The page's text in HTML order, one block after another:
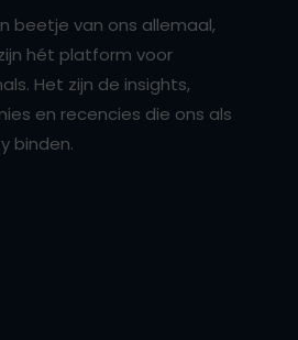
beetje van ons allemaal,
hét platform voor
Het zijn de insights,
en recencies die ons als
binden.